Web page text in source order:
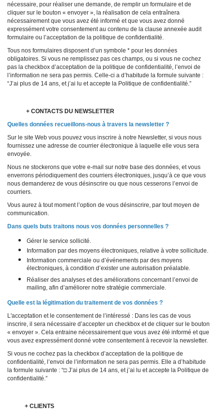
nécessaire, pour réaliser une demande, de remplir un formulaire et de
cliquer sur le bouton « envoyer », la réalisation de cela entraînera
nécessairement que vous avez été informé et que vous avez donné
expressément votre consentement au contenu de la clause annexée audit
formulaire ou l’acceptation de la politique de confidentialité.
Tous nos formulaires disposent d’un symbole * pour les données
obligatoires. Si vous ne remplissez pas ces champs, ou si vous ne cochez
pas la checkbox d’acceptation de la politique de confidentialité, l’envoi de
l’information ne sera pas permis. Celle-ci a d’habitude la formule suivante :
“J’ai plus de 14 ans, et j’ai lu et accepte la Politique de confidentialité.”
+ CONTACTS DU NEWSLETTER
Quelles données recueillons-nous à travers la newsletter ?
Sur le site Web vous pouvez vous inscrire à notre Newsletter, si vous nous
fournissez une adresse de courrier électronique à laquelle elle vous sera
envoyée.
Nous ne stockerons que votre e-mail sur notre base des données, et vous
enverrons périodiquement des courriers électroniques, jusqu’à ce que vous
nous demanderez de vous désinscrire ou que nous cesserons l’envoi de
courriers.
Vous aurez à tout moment l’option de vous désinscrire, par tout moyen de
communication.
Dans quels buts traitons nous vos données personnelles ?
Gérer le service sollicité.
Information par des moyens électroniques, relative à votre sollicitude.
Information commerciale ou d’événements par des moyens
électroniques, à condition d’exister une autorisation préalable.
Réaliser des analyses et des améliorations concernant l’envoi de
mailing, afin d’améliorer notre stratégie commerciale.
Quelle est la légitimation du traitement de vos données ?
L'acceptation et le consentement de l’intéressé : Dans les cas de vous
inscrire, il sera nécessaire d’accepter un checkbox et de cliquer sur le bouton
« envoyer ». Cela entraine nécessairement que vous avez été informé et que
vous avez expressément donné votre consentement à recevoir la newsletter.
Si vous ne cochez pas la checkbox d’acceptation de la politique de
confidentialité, l’envoi de l’information ne sera pas permis. Elle a d’habitude
la formule suivante : “□ J’ai plus de 14 ans, et j’ai lu et accepte la Politique de
confidentialité.”
+ CLIENTS